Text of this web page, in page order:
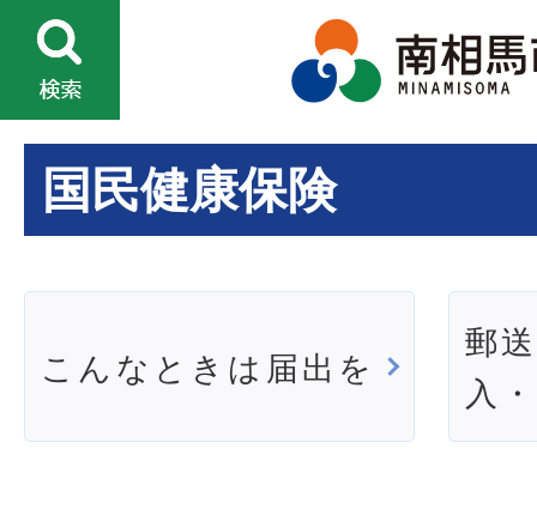
国民健康保険
こんなときは届出を
郵
入